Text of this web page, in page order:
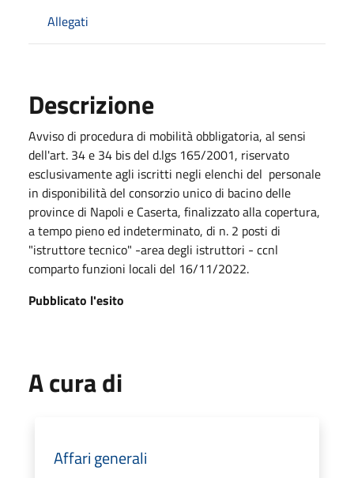
Allegati
Descrizione
Avviso di procedura di mobilità obbligatoria, al sensi
dell'art. 34 e 34 bis del d.lgs 165/2001, riservato
esclusivamente agli iscritti negli elenchi del personale
in disponibilità del consorzio unico di bacino delle
province di Napoli e Caserta, finalizzato alla copertura,
a tempo pieno ed indeterminato, di n. 2 posti di
"istruttore tecnico" -area degli istruttori - ccnl
comparto funzioni locali del 16/11/2022.
Pubblicato l'esito
A cura di
Affari generali